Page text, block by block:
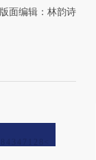
版面编辑：林韵诗